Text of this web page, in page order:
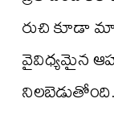
రుచి కూడా
వైవిధ్యమైన
నిలబెడుతోంది.